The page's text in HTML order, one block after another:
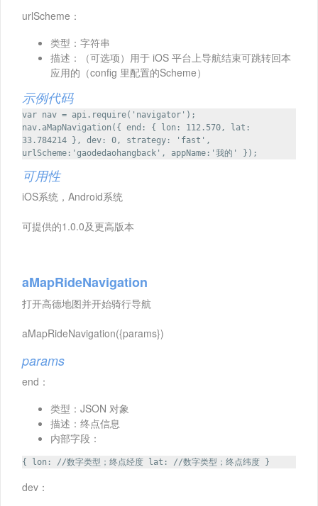
urlScheme：
类型：字符串
描述：（可选项）用于 iOS 平台上导航结束可跳转回本
应用的（config 里配置的Scheme）
示例代码
var nav = api.require('navigator');
nav.aMapNavigation({ end: { lon: 112.570, lat:
33.784214 }, dev: 0, strategy: 'fast',
urlScheme:'gaodedaohangback', appName:'我的' });
可用性
iOS系统，Android系统
可提供的1.0.0及更高版本
aMapRideNavigation
打开高德地图并开始骑行导航
aMapRideNavigation({params})
params
end：
类型：JSON 对象
描述：终点信息
内部字段：
{ lon: //数字类型；终点经度 lat: //数字类型；终点纬度 }
dev：